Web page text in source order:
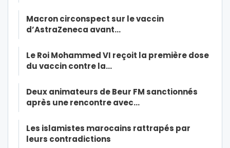
Macron circonspect sur le vaccin
d’AstraZeneca avant…
Le Roi Mohammed VI reçoit la première dose
du vaccin contre la…
Deux animateurs de Beur FM sanctionnés
après une rencontre avec…
Les islamistes marocains rattrapés par
leurs contradictions